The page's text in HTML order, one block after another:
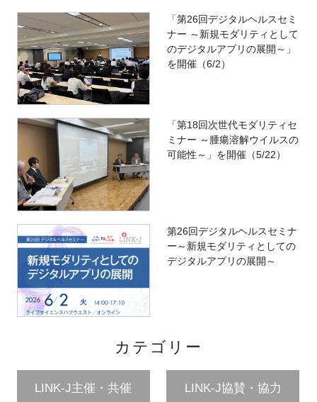
「第26回デジタルヘルスセミ
ナー ～新規モダリティとして
のデジタルアプリの展開～」
を開催（6/2）
「第18回次世代モダリティセ
ミナー ～腫瘍溶解ウイルスの
可能性～」を開催（5/22）
第26回デジタルヘルスセミナ
ー～新規モダリティとしての
デジタルアプリの展開～
カテゴリー
LINK-J主催・共催 LINK-J協賛・協力